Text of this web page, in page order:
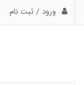
ورود / ثبت نام